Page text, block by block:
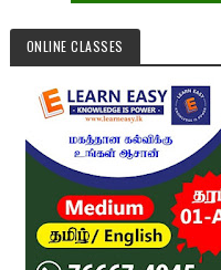
ONLINE CLASSES